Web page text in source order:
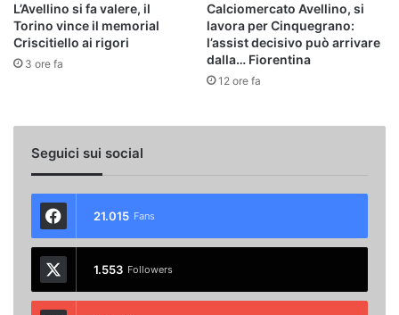
L’Avellino si fa valere, il
Torino vince il memorial
Criscitiello ai rigori
3 ore fa
Calciomercato Avellino, si
lavora per Cinquegrano:
l’assist decisivo può arrivare
dalla… Fiorentina
12 ore fa
Seguici sui social
21.015 Fans
1.553 Followers